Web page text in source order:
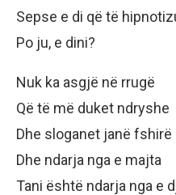
Sepse e di që të
Po ju, e dini?
Nuk ka asgjë në rrugë
Që të më duket ndryshe
Dhe sloganet janë
Dhe ndarja nga e majta
Tani është ndarja nga e